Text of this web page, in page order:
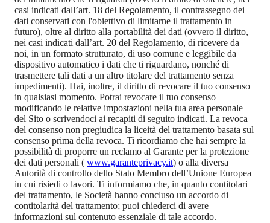
casi indicati dall’art. 18 del Regolamento, il contrassegno dei
dati conservati con l'obiettivo di limitarne il trattamento in
futuro), oltre al diritto alla portabilità dei dati (ovvero il diritto,
nei casi indicati dall’art. 20 del Regolamento, di ricevere da
noi, in un formato strutturato, di uso comune e leggibile da
dispositivo automatico i dati che ti riguardano, nonché di
trasmettere tali dati a un altro titolare del trattamento senza
impedimenti). Hai, inoltre, il diritto di revocare il tuo consenso
in qualsiasi momento. Potrai revocare il tuo consenso
modificando le relative impostazioni nella tua area personale
del Sito o scrivendoci ai recapiti di seguito indicati. La revoca
del consenso non pregiudica la liceità del trattamento basata sul
consenso prima della revoca. Ti ricordiamo che hai sempre la
possibilità di proporre un reclamo al Garante per la protezione
dei dati personali ( www.garanteprivacy.it) o alla diversa
Autorità di controllo dello Stato Membro dell’Unione Europea
in cui risiedi o lavori. Ti informiamo che, in quanto contitolari
del trattamento, le Società hanno concluso un accordo di
contitolarità del trattamento; puoi chiederci di avere
informazioni sul contenuto essenziale di tale accordo.